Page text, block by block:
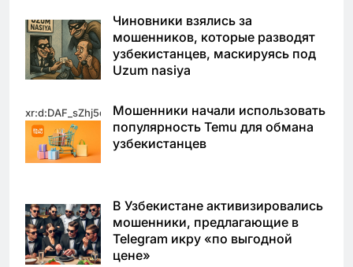
Чиновники взялись за
мошенников, которые разводят
узбекистанцев, маскируясь под
Uzum nasiya
xr:d:DAF_sZhj5qo:11,j:3764305291706817683,t:24031623
Мошенники начали использовать
популярность Temu для обмана
узбекистанцев
В Узбекистане активизировались
мошенники, предлагающие в
Telegram икру «по выгодной
цене»